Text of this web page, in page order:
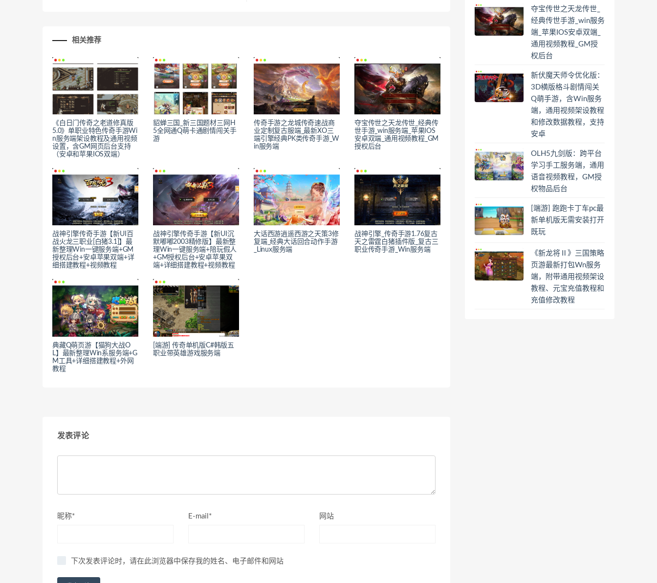
相关推荐
《白日门传奇之老道修真版
5.0》单职业特色传奇手游Wi
n服务端架设教程及通用视频
设置，含GM网页后台支持
（安卓和苹果IOS双端）
貂蝉三国_新三国题材三网H
5全网通Q萌卡通剧情闯关手
游
传奇手游之龙城传奇速战商
业定制复古服端_最新XO三
端引擎经典PK类传奇手游_W
in服务端
夺宝传世之天龙传世_经典传
世手游_win服务端_苹果IOS
安卓双端_通用视频教程_GM
授权后台
战神引擎传奇手游【新UI百
战火龙三职业[白猪3.1]】最
新整理Win一键服务端+GM
授权后台+安卓苹果双端+详
细搭建教程+视频教程
战神引擎传奇手游【新UI沉
默嘟嘟2003精修版】最新整
理Win一键服务端+陪玩假人
+GM授权后台+安卓苹果双
端+详细搭建教程+视频教程
大话西游逍遥西游之天策3修
复端_经典大话回合动作手游
_Linux服务端
战神引擎_传奇手游1.76复古
天之雷霆白猪插件版_复古三
职业传奇手游_Win服务端
典藏Q萌页游【猫狗大战O
L】最新整理Win系服务端+G
M工具+详细搭建教程+外网
教程
[端游] 传奇单机版C#韩版五
职业带英雄游戏服务端
发表评论
昵称* E-mail* 网站
下次发表评论时，请在此浏览器中保存我的姓名、电子邮件和网站
夺宝传世之天龙传世_
经典传世手游_win服务
端_苹果IOS安卓双端_
通用视频教程_GM授
权后台
新伏魔天师令优化版：
3D横版格斗剧情闯关
Q萌手游，含Win服务
端，通用视频架设教程
和修改数据教程，支持
安卓
OLH5九剑版：跨平台
学习手工服务端，通用
语音视频教程，GM授
权物品后台
[端游] 跑跑卡丁车pc最
新单机版无需安装打开
既玩
《新龙将Ⅱ》三国策略
页游最新打包Wn服务
端，附带通用视频架设
教程、元宝充值教程和
充值修改教程